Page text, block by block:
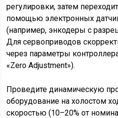
регулировки, затем
помощью электронных
(например, энкодеры с
Для сервоприводов
через параметры
«Zero Adjustment»).
Проведите динамическую
оборудование на холостом
скоростью (10–20% от